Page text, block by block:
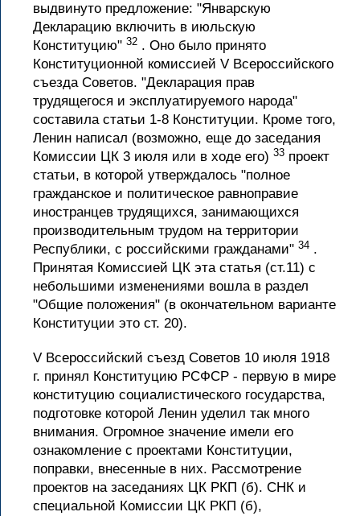
выдвинуто предложение: "Январскую
Декларацию включить в июльскую
Конституцию" 32 . Оно было принято
Конституционной комиссией V Всероссийского
съезда Советов. "Декларация прав
трудящегося и эксплуатируемого народа"
составила статьи 1-8 Конституции. Кроме того,
Ленин написал (возможно, еще до заседания
Комиссии ЦК 3 июля или в ходе его) 33 проект
статьи, в которой утверждалось "полное
гражданское и политическое равноправие
иностранцев трудящихся, занимающихся
производительным трудом на территории
Республики, с российскими гражданами" 34 .
Принятая Комиссией ЦК эта статья (ст.11) с
небольшими изменениями вошла в раздел
"Общие положения" (в окончательном варианте
Конституции это ст. 20).
V Всероссийский съезд Советов 10 июля 1918
г. принял Конституцию РСФСР - первую в мире
конституцию социалистического государства,
подготовке которой Ленин уделил так много
внимания. Огромное значение имели его
ознакомление с проектами Конституции,
поправки, внесенные в них. Рассмотрение
проектов на заседаниях ЦК РКП (б). СНК и
специальной Комиссии ЦК РКП (б),